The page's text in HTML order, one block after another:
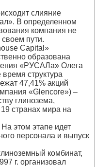
слияние
В определенном
компания не
пути.
Capital»
образована
«РУСАЛа» Олега
структура
47,41% акций
«Glencore») –
глинозема,
странах мира на
этом этапе идет
персонала и выпуск
комбинат,
г. организовал